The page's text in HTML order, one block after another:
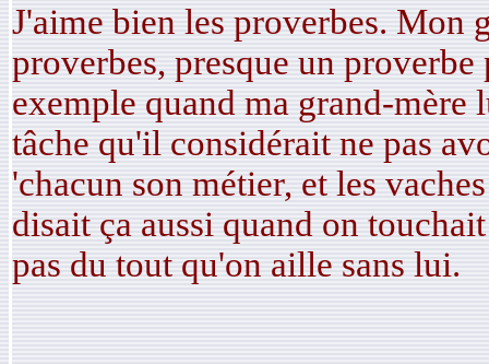
J'aime bien les proverbes. Mon
proverbes, presque un
exemple quand ma grand-mère
tâche qu'il considérait ne pas
'chacun son métier, et les
disait ça aussi quand on
pas du tout qu'on aille sans lui.